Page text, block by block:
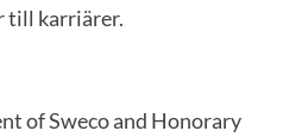
till karriärer.
of Sweco and Honorary